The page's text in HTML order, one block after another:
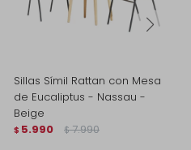
Sillas Símil Rattan con Mesa
de Eucaliptus - Nassau -
Beige
$ 5.990 $ 7.990